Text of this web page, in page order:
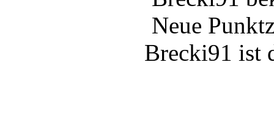
Neue
Brecki91 ist